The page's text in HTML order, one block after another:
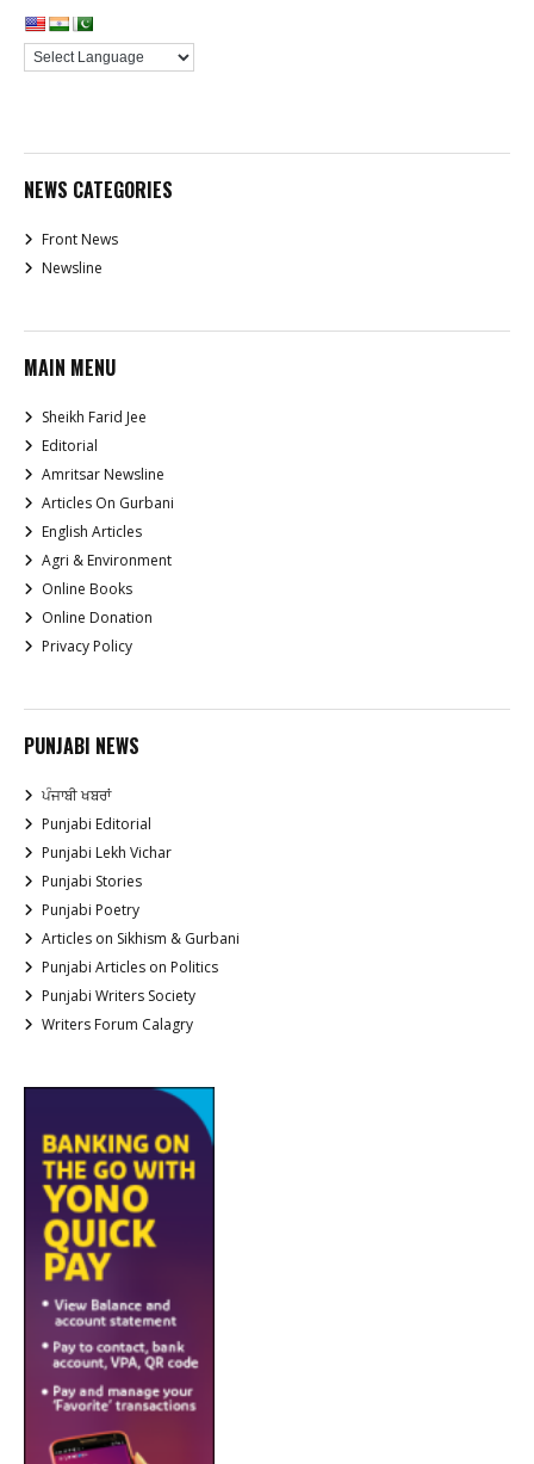
NEWS CATEGORIES
Front News
Newsline
MAIN MENU
Sheikh Farid Jee
Editorial
Amritsar Newsline
Articles On Gurbani
English Articles
Agri & Environment
Online Books
Online Donation
Privacy Policy
PUNJABI NEWS
ਪੰਜਾਬੀ ਖਬਰਾਂ
Punjabi Editorial
Punjabi Lekh Vichar
Punjabi Stories
Punjabi Poetry
Articles on Sikhism & Gurbani
Punjabi Articles on Politics
Punjabi Writers Society
Writers Forum Calagry